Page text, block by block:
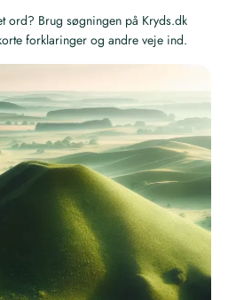
ord? Brug søgningen på Kryds.dk
forklaringer og andre veje ind.